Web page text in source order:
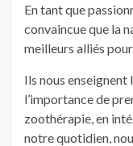
En tant que
convaincue que la
meilleurs alliés
Ils nous enseignent
l’importance de
zoothérapie, en
notre quotidien,